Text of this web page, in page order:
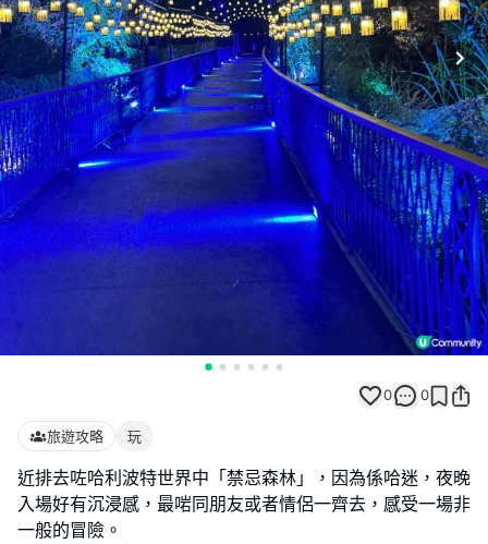
0 0
旅遊攻略 玩
近排去咗哈利波特世界中「禁忌森林」，因為係哈迷，夜晚
入場好有沉浸感，最啱同朋友或者情侶一齊去，感受一場非